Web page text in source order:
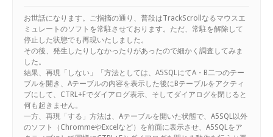
お世話になります。ご指摘の通り、普段はTrackScrollなるマウスエ
ミュレートのソフトを常駐させております。ただ、常駐を解除して
停止した状態でも再現いたしました。
その後、発生したりしなかったりがあったので細かく調査してみま
した。
結果、再現「しない」「方法としては、A5SQLにてA・B二つのテー
ブルを開き、Aテーブルの内容を表示した後にBテーブルをアクティ
ブにして、CTRL+Fでダイアログ表示、そしてダイアログを閉じると
何も起きません。
一方、再現「する」方法は、Aテーブルを開いた状態で、A5SQL以外
のソフト（ChrommeやExcelなど）を前面に表示させ、A5SQLをア